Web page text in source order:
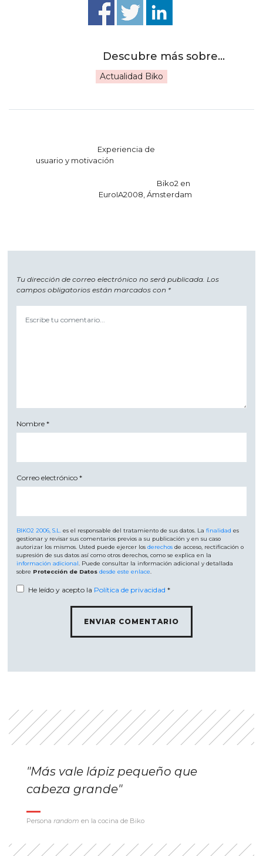
Actualidad Biko
Navegación
de
Experiencia de
usuario y motivación
Biko2 en
EuroIA2008, Ámsterdam
Tu dirección de correo electrónico no será publicada. Los
campos obligatorios están marcados con *
Nombre*
Correo electrónico*
BIKO2 2006, S.L. es el responsable del tratamiento de sus datos. Lafinalidad es
gestionar y revisar sus comentarios previos a su publicación y en su caso
autorizar los mismos. Usted puede ejercer losderechos de acceso, rectificación o
supresión de sus datos así como otros derechos, como se explica en la
información adicional. Puede consultar la información adicional y detallada
sobre Protección de Datos desde este enlace.
He leído y acepto la Política de privacidad *
"Más vale lápiz pequeño que
cabeza grande"
Persona random en la cocina de Biko